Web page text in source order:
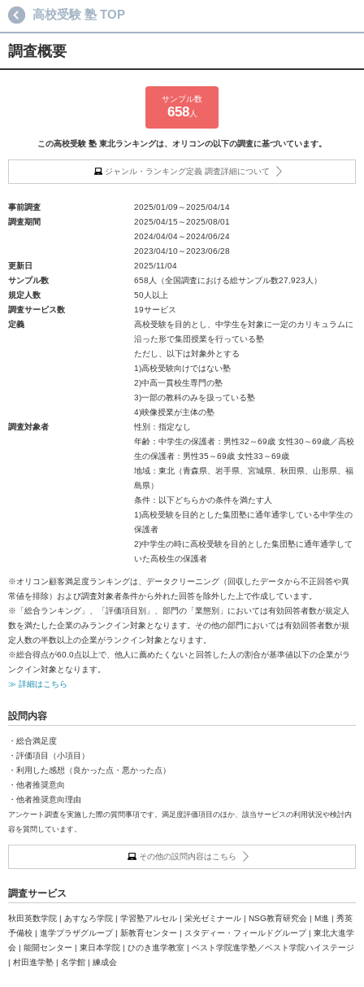
高校受験 塾 TOP
調査概要
サンプル数
658人
この高校受験 塾 東北ランキングは、オリコンの以下の調査に基づいています。
ジャンル・ランキング定義 調査詳細について
事前調査
2025/01/09～2025/04/14
調査期間
2025/04/15～2025/08/01
2024/04/04～2024/06/24
2023/04/10～2023/06/28
更新日
2025/11/04
サンプル数
658人（全国調査における総サンプル数27,923人）
規定人数
50人以上
調査サービス数
19サービス
定義
高校受験を目的とし、中学生を対象に一定のカリキュラムに
沿った形で集団授業を行っている塾
ただし、以下は対象外とする
1)高校受験向けではない塾
2)中高一貫校生専門の塾
3)一部の教科のみを扱っている塾
4)映像授業が主体の塾
調査対象者
性別：指定なし
年齢：中学生の保護者：男性32～69歳 女性30～69歳／高校
生の保護者：男性35～69歳 女性33～69歳
地域：東北（青森県、岩手県、宮城県、秋田県、山形県、福
島県）
条件：以下どちらかの条件を満たす人
1)高校受験を目的とした集団塾に通年通学している中学生の
保護者
2)中学生の時に高校受験を目的とした集団塾に通年通学して
いた高校生の保護者
※オリコン顧客満足度ランキングは、データクリーニング（回収したデータから不正回答や異
常値を排除）および調査対象者条件から外れた回答を除外した上で作成しています。
※「総合ランキング」、「評価項目別」、部門の「業態別」においては有効回答者数が規定人
数を満たした企業のみランクイン対象となります。その他の部門においては有効回答者数が規
定人数の半数以上の企業がランクイン対象となります。
※総合得点が60.0点以上で、他人に薦めたくないと回答した人の割合が基準値以下の企業がラ
ンクイン対象となります。
≫ 詳細はこちら
設問内容
・総合満足度
・評価項目（小項目）
・利用した感想（良かった点・悪かった点）
・他者推奨意向
・他者推奨意向理由
アンケート調査を実施した際の質問事項です。満足度評価項目のほか、該当サービスの利用状況や検討内
容を質問しています。
その他の設問内容はこちら
調査サービス
秋田英数学院 | あすなろ学院 | 学習塾アルセル | 栄光ゼミナール | NSG教育研究会 | M進 | 秀英
予備校 | 進学プラザグループ | 新教育センター | スタディー・フィールドグループ | 東北大進学
会 | 能開センター | 東日本学院 | ひのき進学教室 | ベスト学院進学塾／ベスト学院ハイステージ
| 村田進学塾 | 名学館 | 練成会